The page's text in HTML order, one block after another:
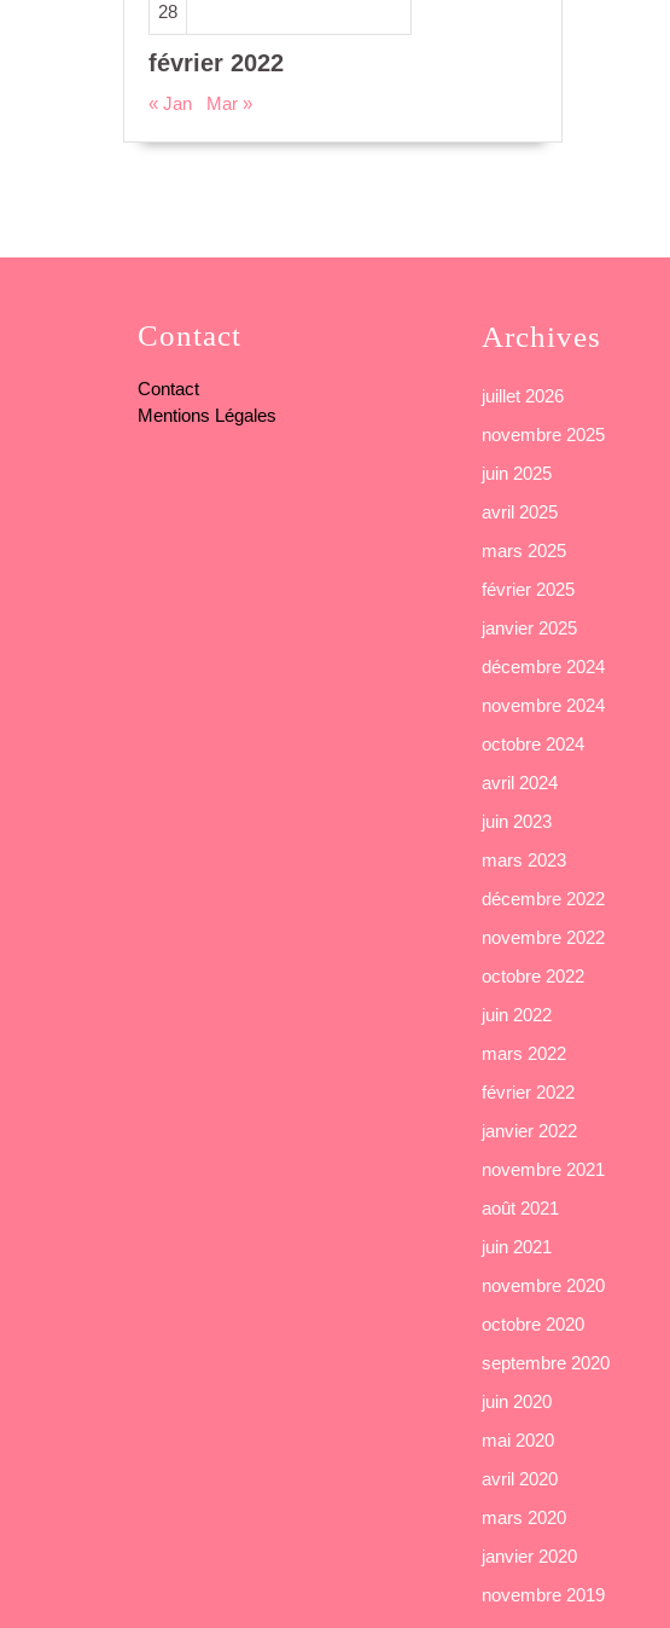
février 2022
28
« Jan Mar »
Contact
Contact
Mentions Légales
Archives
juillet 2026
novembre 2025
juin 2025
avril 2025
mars 2025
février 2025
janvier 2025
décembre 2024
novembre 2024
octobre 2024
avril 2024
juin 2023
mars 2023
décembre 2022
novembre 2022
octobre 2022
juin 2022
mars 2022
février 2022
janvier 2022
novembre 2021
août 2021
juin 2021
novembre 2020
octobre 2020
septembre 2020
juin 2020
mai 2020
avril 2020
mars 2020
janvier 2020
novembre 2019